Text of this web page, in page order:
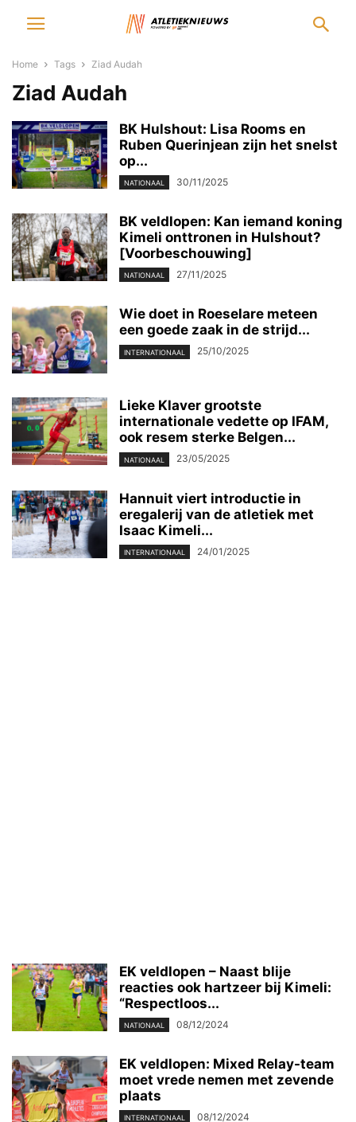
Home Tags Ziad Audah
Ziad Audah
BK Hulshout: Lisa Rooms en
Ruben Querinjean zijn het snelst
op...
NATIONAAL 30/11/2025
BK veldlopen: Kan iemand koning
Kimeli onttronen in Hulshout?
[Voorbeschouwing]
NATIONAAL 27/11/2025
Wie doet in Roeselare meteen
een goede zaak in de strijd...
INTERNATIONAAL 25/10/2025
Lieke Klaver grootste
internationale vedette op IFAM,
ook resem sterke Belgen...
NATIONAAL 23/05/2025
Hannuit viert introductie in
eregalerij van de atletiek met
Isaac Kimeli...
INTERNATIONAAL 24/01/2025
EK veldlopen – Naast blije
reacties ook hartzeer bij Kimeli:
“Respectloos...
NATIONAAL 08/12/2024
EK veldlopen: Mixed Relay-team
moet vrede nemen met zevende
plaats
INTERNATIONAAL 08/12/2024